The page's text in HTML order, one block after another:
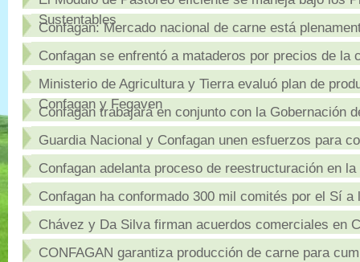
Sustentables
Confagan: Mercado nacional de carne está
Confagan se enfrentó a mataderos por precios de la
Ministerio de Agricultura y Tierra evaluó plan de
Confagan y Fegaven
Confagan trabajará en conjunto con la Gobernación
Guardia Nacional y Confagan unen esfuerzos para
Confagan adelanta proceso de reestructuración en la
Confagan ha conformado 300 mil comités por el Sí
Chávez y Da Silva firman acuerdos comerciales en
CONFAGAN garantiza producción de carne para